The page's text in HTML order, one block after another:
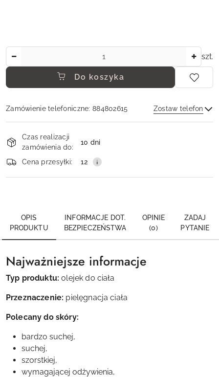
szt.
Do koszyka
Zamówienie telefoniczne: 884802615 Zostaw telefon
i
dostawa
Czas realizacji
zamówienia do:
10 dni
Cena przesyłki: 12
OPIS
PRODUKTU
INFORMACJE DOT.
BEZPIECZEŃSTWA
OPINIE
(0)
ZADAJ
PYTANIE
Najważniejsze informacje
Typ produktu: olejek do ciała
Przeznaczenie: pielęgnacja ciała
Polecany do skóry:
bardzo suchej,
suchej,
szorstkiej,
wymagającej odżywienia,